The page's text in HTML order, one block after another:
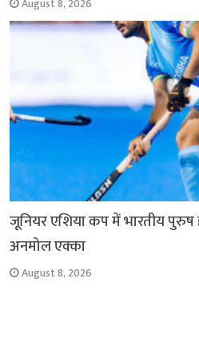
August 8, 2026
जूनियर एशिया कप में भारतीय पुरुष
अनमोल एक्का
August 8, 2026